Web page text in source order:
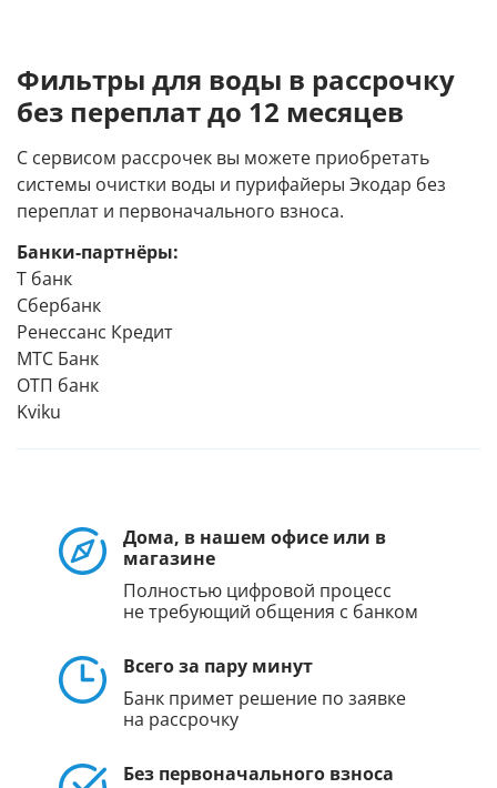
Фильтры для воды в рассрочку
без переплат до 12 месяцев
С сервисом рассрочек вы можете приобретать
системы очистки воды и пурифайеры Экодар без
переплат и первоначального взноса.
Банки-партнёры:
Т банк
Сбербанк
Ренессанс Кредит
МТС Банк
ОТП банк
Kviku
Дома, в нашем офисе или в
магазине
Полностью цифровой процесс
не требующий общения с банком
Всего за пару минут
Банк примет решение по заявке
на рассрочку
Без первоначального взноса